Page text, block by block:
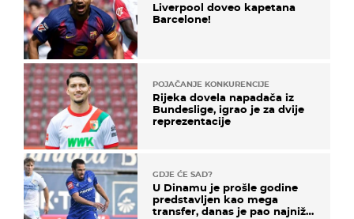
Liverpool doveo kapetana
Barcelone!
POJAČANJE KONKURENCIJE
Rijeka dovela napadača iz
Bundeslige, igrao je za dvije
reprezentacije
GDJE ĆE SAD?
U Dinamu je prošle godine
predstavljen kao mega
transfer, danas je pao najniže